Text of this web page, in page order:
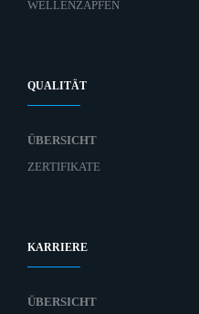
WELLENZAPFEN
QUALITÄT
ÜBERSICHT
ZERTIFIKATE
KARRIERE
ÜBERSICHT